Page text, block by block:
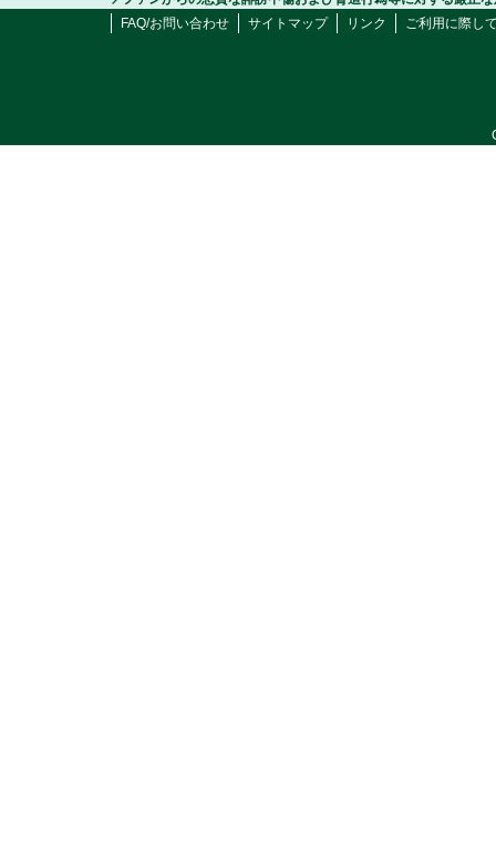
FAQ/お問い合わせ
サイトマップ リンク ご利用に際し